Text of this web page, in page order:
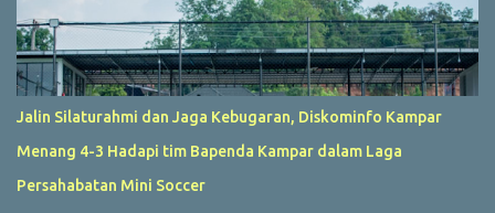
Jalin Silaturahmi dan Jaga Kebugaran, Diskominfo Kampar
Menang 4-3 Hadapi tim Bapenda Kampar dalam Laga
Persahabatan Mini Soccer